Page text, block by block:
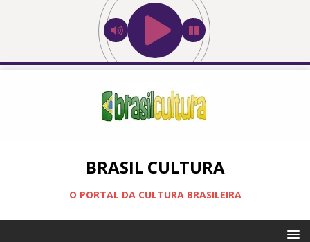
BRASIL CULTURA
O PORTAL DA CULTURA BRASILEIRA